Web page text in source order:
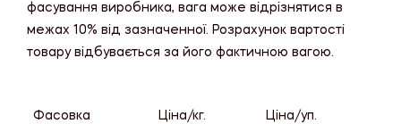
фасування виробника, вага може відрізнятися в
межах 10% від зазначенної. Розрахунок вартості
товару відбувається за його фактичною вагою.
Фасовка Ціна/кг. Ціна/уп.